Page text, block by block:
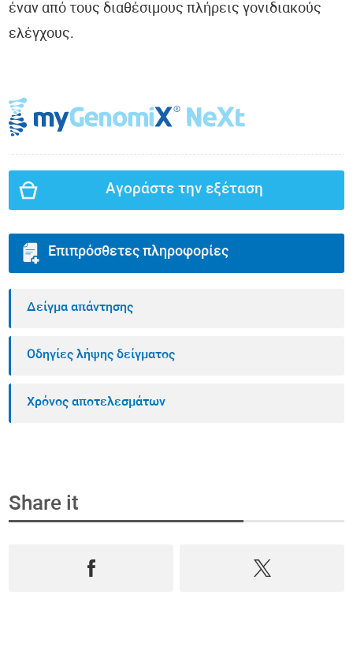
έναν από τους διαθέσιμους πλήρεις γονιδιακούς
ελέγχους.
Αγοράστε την εξέταση
Επιπρόσθετες πληροφορίες
Δείγμα απάντησης
Οδηγίες λήψης δείγματος
Χρόνος αποτελεσμάτων
Share it